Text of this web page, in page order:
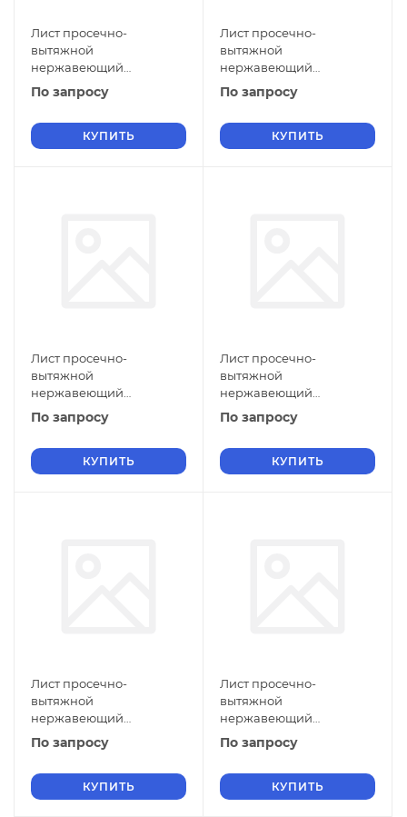
Лист просечно-
вытяжной
нержавеющий
5х900х1500 мм ПВЛ 306
12Х17 ТУ 36-26.11-5-89
По запросу
КУПИТЬ
Лист просечно-
вытяжной
нержавеющий
5х800х3000 мм ПВЛ 306
12Х17 ТУ 36-26.11-5-89
По запросу
КУПИТЬ
Лист просечно-
вытяжной
нержавеющий
5х700х2500 мм ПВЛ 306
12Х17 ТУ 36-26.11-5-89
По запросу
КУПИТЬ
Лист просечно-
вытяжной
нержавеющий
5х600х2000 мм ПВЛ 306
12Х17 ТУ 36-26.11-5-89
По запросу
КУПИТЬ
Лист просечно-
вытяжной
нержавеющий
5х500х1500 мм ПВЛ 306
12Х17 ТУ 36-26.11-5-89
По запросу
КУПИТЬ
Лист просечно-
вытяжной
нержавеющий
5х1400х2000 мм ПВЛ 306
12Х18Н10Т ТУ 36-26.11-5-89
По запросу
КУПИТЬ